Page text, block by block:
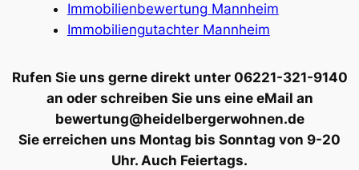
Immobilienbewertung Mannheim
Immobiliengutachter Mannheim
Rufen Sie uns gerne direkt unter 06221-321-9140
an oder schreiben Sie uns eine eMail an
bewertung@heidelbergerwohnen.de
Sie erreichen uns Montag bis Sonntag von 9-20
Uhr. Auch Feiertags.